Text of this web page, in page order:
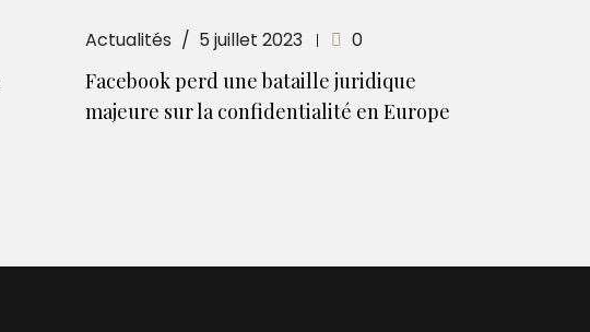
Actualités 5 juillet 2023 0
Facebook perd une bataille juridique
majeure sur la confidentialité en Europe